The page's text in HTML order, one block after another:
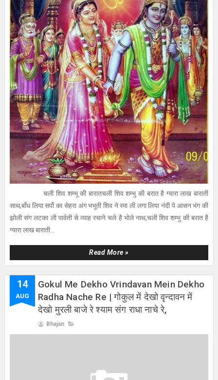
चली शिव शम्भू की बारातचली शिव शम्भु की बरात है ग्यारा लाख बाराती
साथ,बाँध लिया सर्पो का सेहरा अंग भभूती शिव ने रमा ली लगा लिया नंदी पे आसन भंग की
झोली संग लटका ली पार्वती से व्याह रचाने चले है भोले नाथ,चली शिव शम्भु की बरात है
ग्यारा लाख बाराती...
Read More »
14
AUG
Gokul Me Dekho Vrindavan Mein Dekho
Radha Nache Re | गोकुल में देखो वृन्दावन में
देखो मुरली बाजे रे श्याम संग राधा नाचे रे,
Bhajan